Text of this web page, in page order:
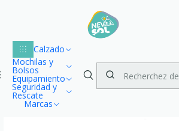
Calzado
Mochilas y
Bolsos
Equipamiento
Seguridad y
Rescate
Marcas
Envío gratuito dentro de Chile para
Accueil